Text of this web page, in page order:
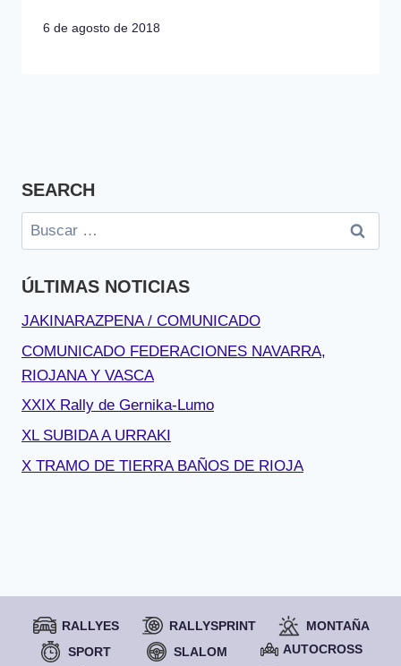
6 de agosto de 2018
SEARCH
Buscar:
ÚLTIMAS NOTICIAS
JAKINARAZPENA / COMUNICADO
COMUNICADO FEDERACIONES NAVARRA,
RIOJANA Y VASCA
XXIX Rally de Gernika-Lumo
XL SUBIDA A URRAKI
X TRAMO DE TIERRA BAÑOS DE RIOJA
RALLYES RALLYSPRINT
MONTAÑA
SPORT
SLALOM
AUTOCROSS